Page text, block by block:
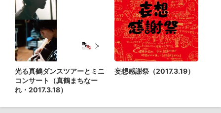
光る真鶴ダンスツアーとミニ
コンサート（真鶴まちなー
れ・2017.3.18）
妄想感謝祭（2017.3.19）